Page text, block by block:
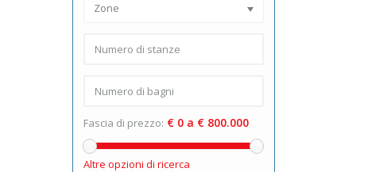
Zone
Fascia di prezzo: € 0 a € 800.000
Altre opzioni di ricerca